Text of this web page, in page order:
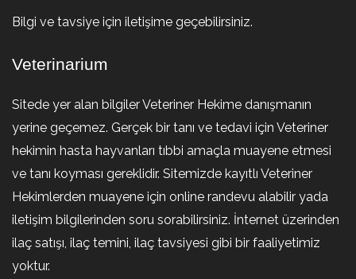
Bilgi ve tavsiye için iletişime geçebilirsiniz.
Veterinarium
Sitede yer alan bilgiler Veteriner Hekime danışmanın
yerine geçemez. Gerçek bir tanı ve tedavi için Veteriner
hekimin hasta hayvanları tıbbi amaçla muayene etmesi
ve tanı koyması gereklidir. Sitemizde kayıtlı Veteriner
Hekimlerden muayene için online randevu alabilir yada
iletişim bilgilerinden soru sorabilirsiniz. İnternet üzerinden
ilaç satışı, ilaç temini, ilaç tavsiyesi gibi bir faaliyetimiz
yoktur.